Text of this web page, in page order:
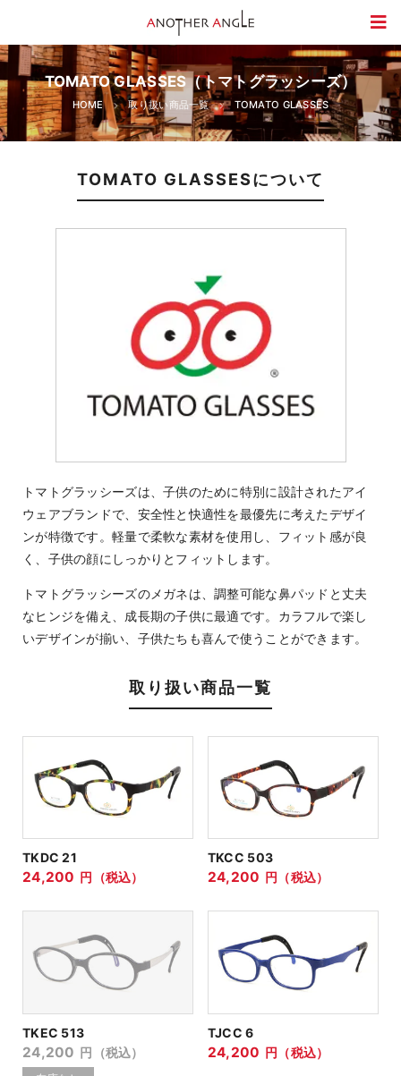
TOMATO GLASSES（トマトグラッシーズ）
HOME 取り扱い商品一覧 TOMATO GLASSES
TOMATO GLASSESについて
トマトグラッシーズは、子供のために特別に設計されたアイ
ウェアブランドで、安全性と快適性を最優先に考えたデザイ
ンが特徴です。軽量で柔軟な素材を使用し、フィット感が良
く、子供の顔にしっかりとフィットします。
トマトグラッシーズのメガネは、調整可能な鼻パッドと丈夫
なヒンジを備え、成長期の子供に最適です。カラフルで楽し
いデザインが揃い、子供たちも喜んで使うことができます。
取り扱い商品一覧
TKDC 21
24,200 円（税込）
TKCC 503
24,200 円（税込）
TKEC 513
24,200 円（税込）
TJCC 6
24,200 円（税込）